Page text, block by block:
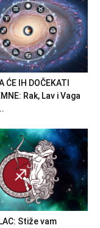
ĆE IH DOČEKATI
Rak, Lav i Vaga
Stiže vam